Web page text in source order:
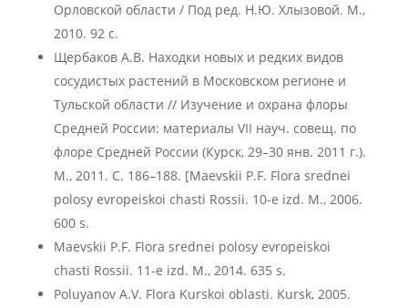
Орловской области / Под ред. Н.Ю. Хлызовой. М.,
2010. 92 с.
Щербаков А.В. Находки новых и редких видов
сосудистых растений в Московском регионе и
Тульской области // Изучение и охрана флоры
Средней России: материалы VII науч. совещ. по
флоре Средней России (Курск, 29–30 янв. 2011 г.).
М., 2011. С. 186–188. [Maevskii P.F. Flora srednei
polosy evropeiskoi chasti Rossii. 10-e izd. M., 2006.
600 s.
Maevskii P.F. Flora srednei polosy evropeiskoi
chasti Rossii. 11-e izd. M., 2014. 635 s.
Poluyanov A.V. Flora Kurskoi oblasti. Kursk, 2005.